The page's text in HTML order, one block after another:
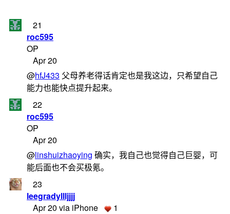
21
roc595
OP
Apr 20
@hfJ433 父母养老得话肯定也是我这边，只希望自己
能力也能快点提升起来。
22
roc595
OP
Apr 20
@linshuizhaoying 确实，我自己也觉得自己巨婴，可
能后面也不会买极氪。
23
leegradyllljjjj
Apr 20 via iPhone
1